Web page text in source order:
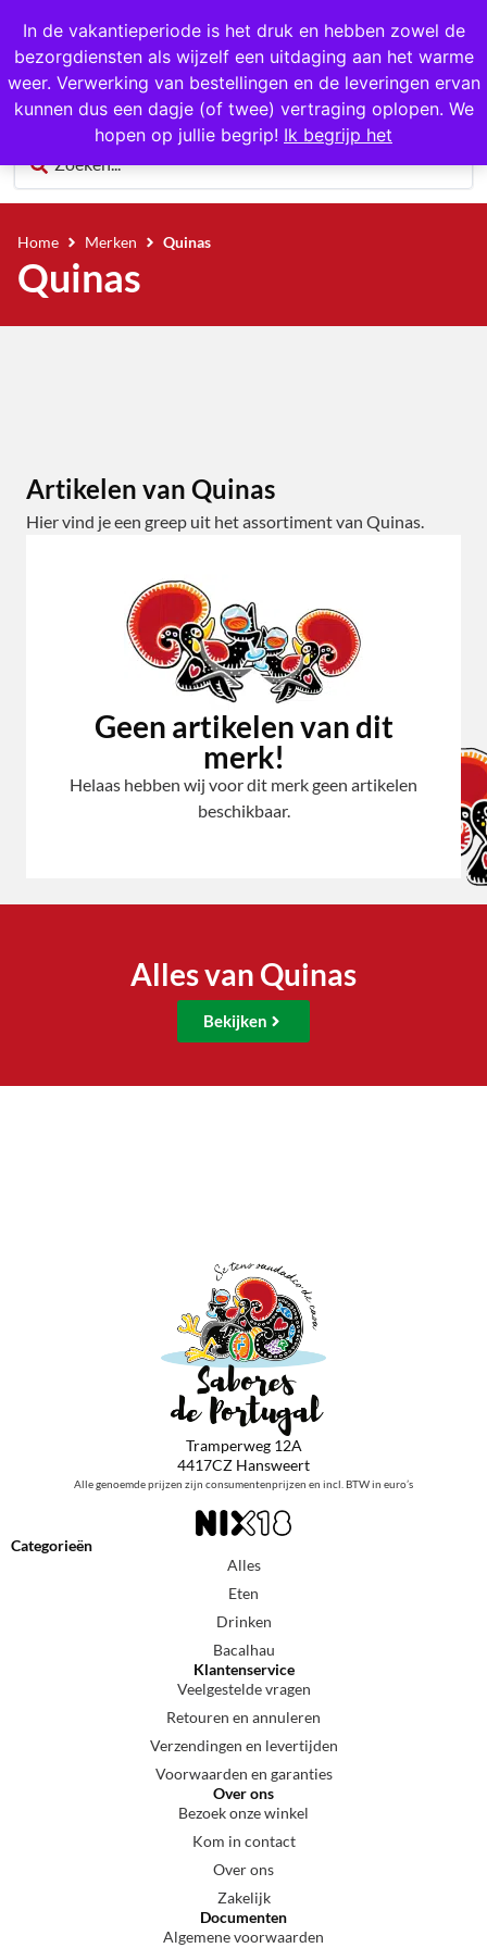
In de vakantieperiode is het druk en hebben zowel de
bezorgdiensten als wijzelf een uitdaging aan het warme
weer. Verwerking van bestellingen en de leveringen ervan
kunnen dus een dagje (of twee) vertraging oplopen. We
hopen op jullie begrip! Ik begrijp het
1000+ producten op voorraad
0
Home Merken Quinas
Quinas
Artikelen van Quinas
Hier vind je een greep uit het assortiment van Quinas.
Geen artikelen van dit
merk!
Helaas hebben wij voor dit merk geen artikelen
beschikbaar.
Alles van Quinas
Bekijken
Tramperweg 12A
4417CZ Hansweert
Alle genoemde prijzen zijn consumentenprijzen en incl. BTW in euro’s
Categorieën
Alles
Eten
Drinken
Bacalhau
Klantenservice
Veelgestelde vragen
Retouren en annuleren
Verzendingen en levertijden
Voorwaarden en garanties
Over ons
Bezoek onze winkel
Kom in contact
Over ons
Zakelijk
Documenten
Algemene voorwaarden